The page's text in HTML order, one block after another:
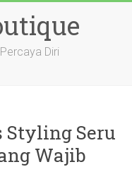
Diri
Styling Seru
Wajib